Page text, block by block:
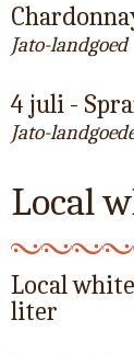
Jato-landgoed
4 juli -
Jato-
Local
Local
liter